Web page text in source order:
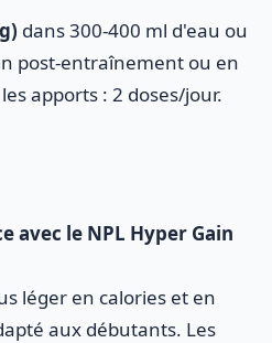
dans 300-400 ml d'eau ou
post-entraînement ou en
apports : 2 doses/jour.
avec le NPL Hyper Gain
léger en calories et en
aux débutants. Les